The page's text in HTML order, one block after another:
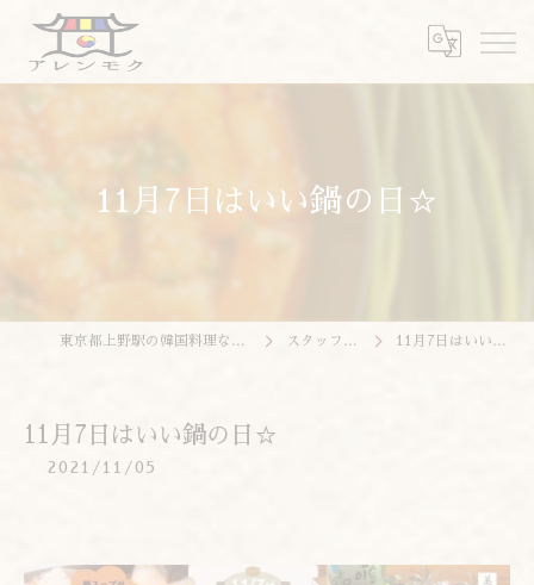
11月7日はいい鍋の日☆
東京都上野駅の韓国料理ならアレンモク スタッフブログ 11月7日はいい鍋の日☆
11月7日はいい鍋の日☆
2021/11/05